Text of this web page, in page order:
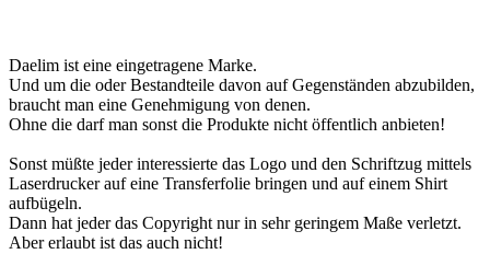
Daelim ist eine eingetragene Marke.
Und um die oder Bestandteile davon auf Gegenständen abzubilden,
braucht man eine Genehmigung von denen.
Ohne die darf man sonst die Produkte nicht öffentlich anbieten!
Sonst müßte jeder interessierte das Logo und den Schriftzug mittels
Laserdrucker auf eine Transferfolie bringen und auf einem Shirt
aufbügeln.
Dann hat jeder das Copyright nur in sehr geringem Maße verletzt.
Aber erlaubt ist das auch nicht!